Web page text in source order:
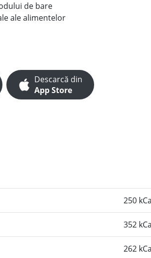
de bare
ale alimentelor
Descarcă din
App Store
250
352
262